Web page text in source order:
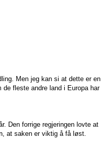
Men jeg kan si at dette er en
fleste andre land i Europa har
Den forrige regjeringen lovte at
at saken er viktig å få løst.